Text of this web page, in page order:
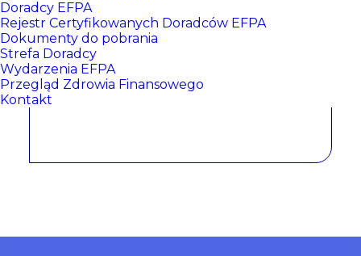
Doradcy EFPA
Rejestr Certyfikowanych Doradców EFPA
Dokumenty do pobrania
Strefa Doradcy
Wydarzenia EFPA
Przegląd Zdrowia Finansowego
Kontakt
Alicja Taczkowska
CERTYFIKATY:
EFPA EIP NR: 478